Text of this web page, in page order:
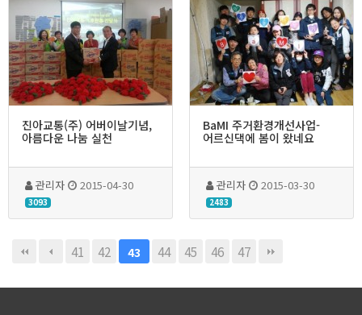
진아교통(주) 어버이날기념,
아름다운 나눔 실천
관리자 2015-04-30
3093
BaMI 주거환경개선사업-
어르신댁에 봄이 왔네요
관리자 2015-03-30
2483
41 42 43 44 45 46 47